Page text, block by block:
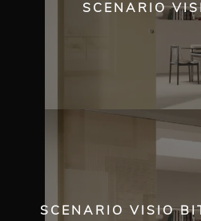
SCENARIO
SCENARIO VISIO